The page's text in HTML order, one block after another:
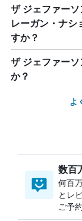
ザ ジェファー
レーガン・ナシ
すか？
ザ ジェファー
か？
よ
数百
何百
とレ
ご予